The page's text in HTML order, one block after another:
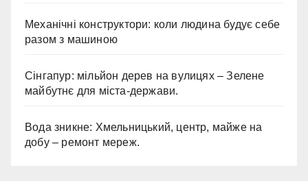
Механічні конструктори: коли людина будує себе
разом з машиною
Сінгапур: мільйон дерев на вулицях – Зелене
майбутнє для міста-держави.
Вода зникне: Хмельницький, центр, майже на
добу – ремонт мереж.